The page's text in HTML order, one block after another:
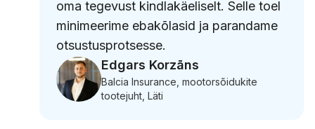
oma tegevust kindlakäeliselt. Selle toel
minimeerime ebakõlasid ja parandame
otsustusprotsesse.
Edgars Korzāns
Balcia Insurance, mootorsõidukite
tootejuht, Läti